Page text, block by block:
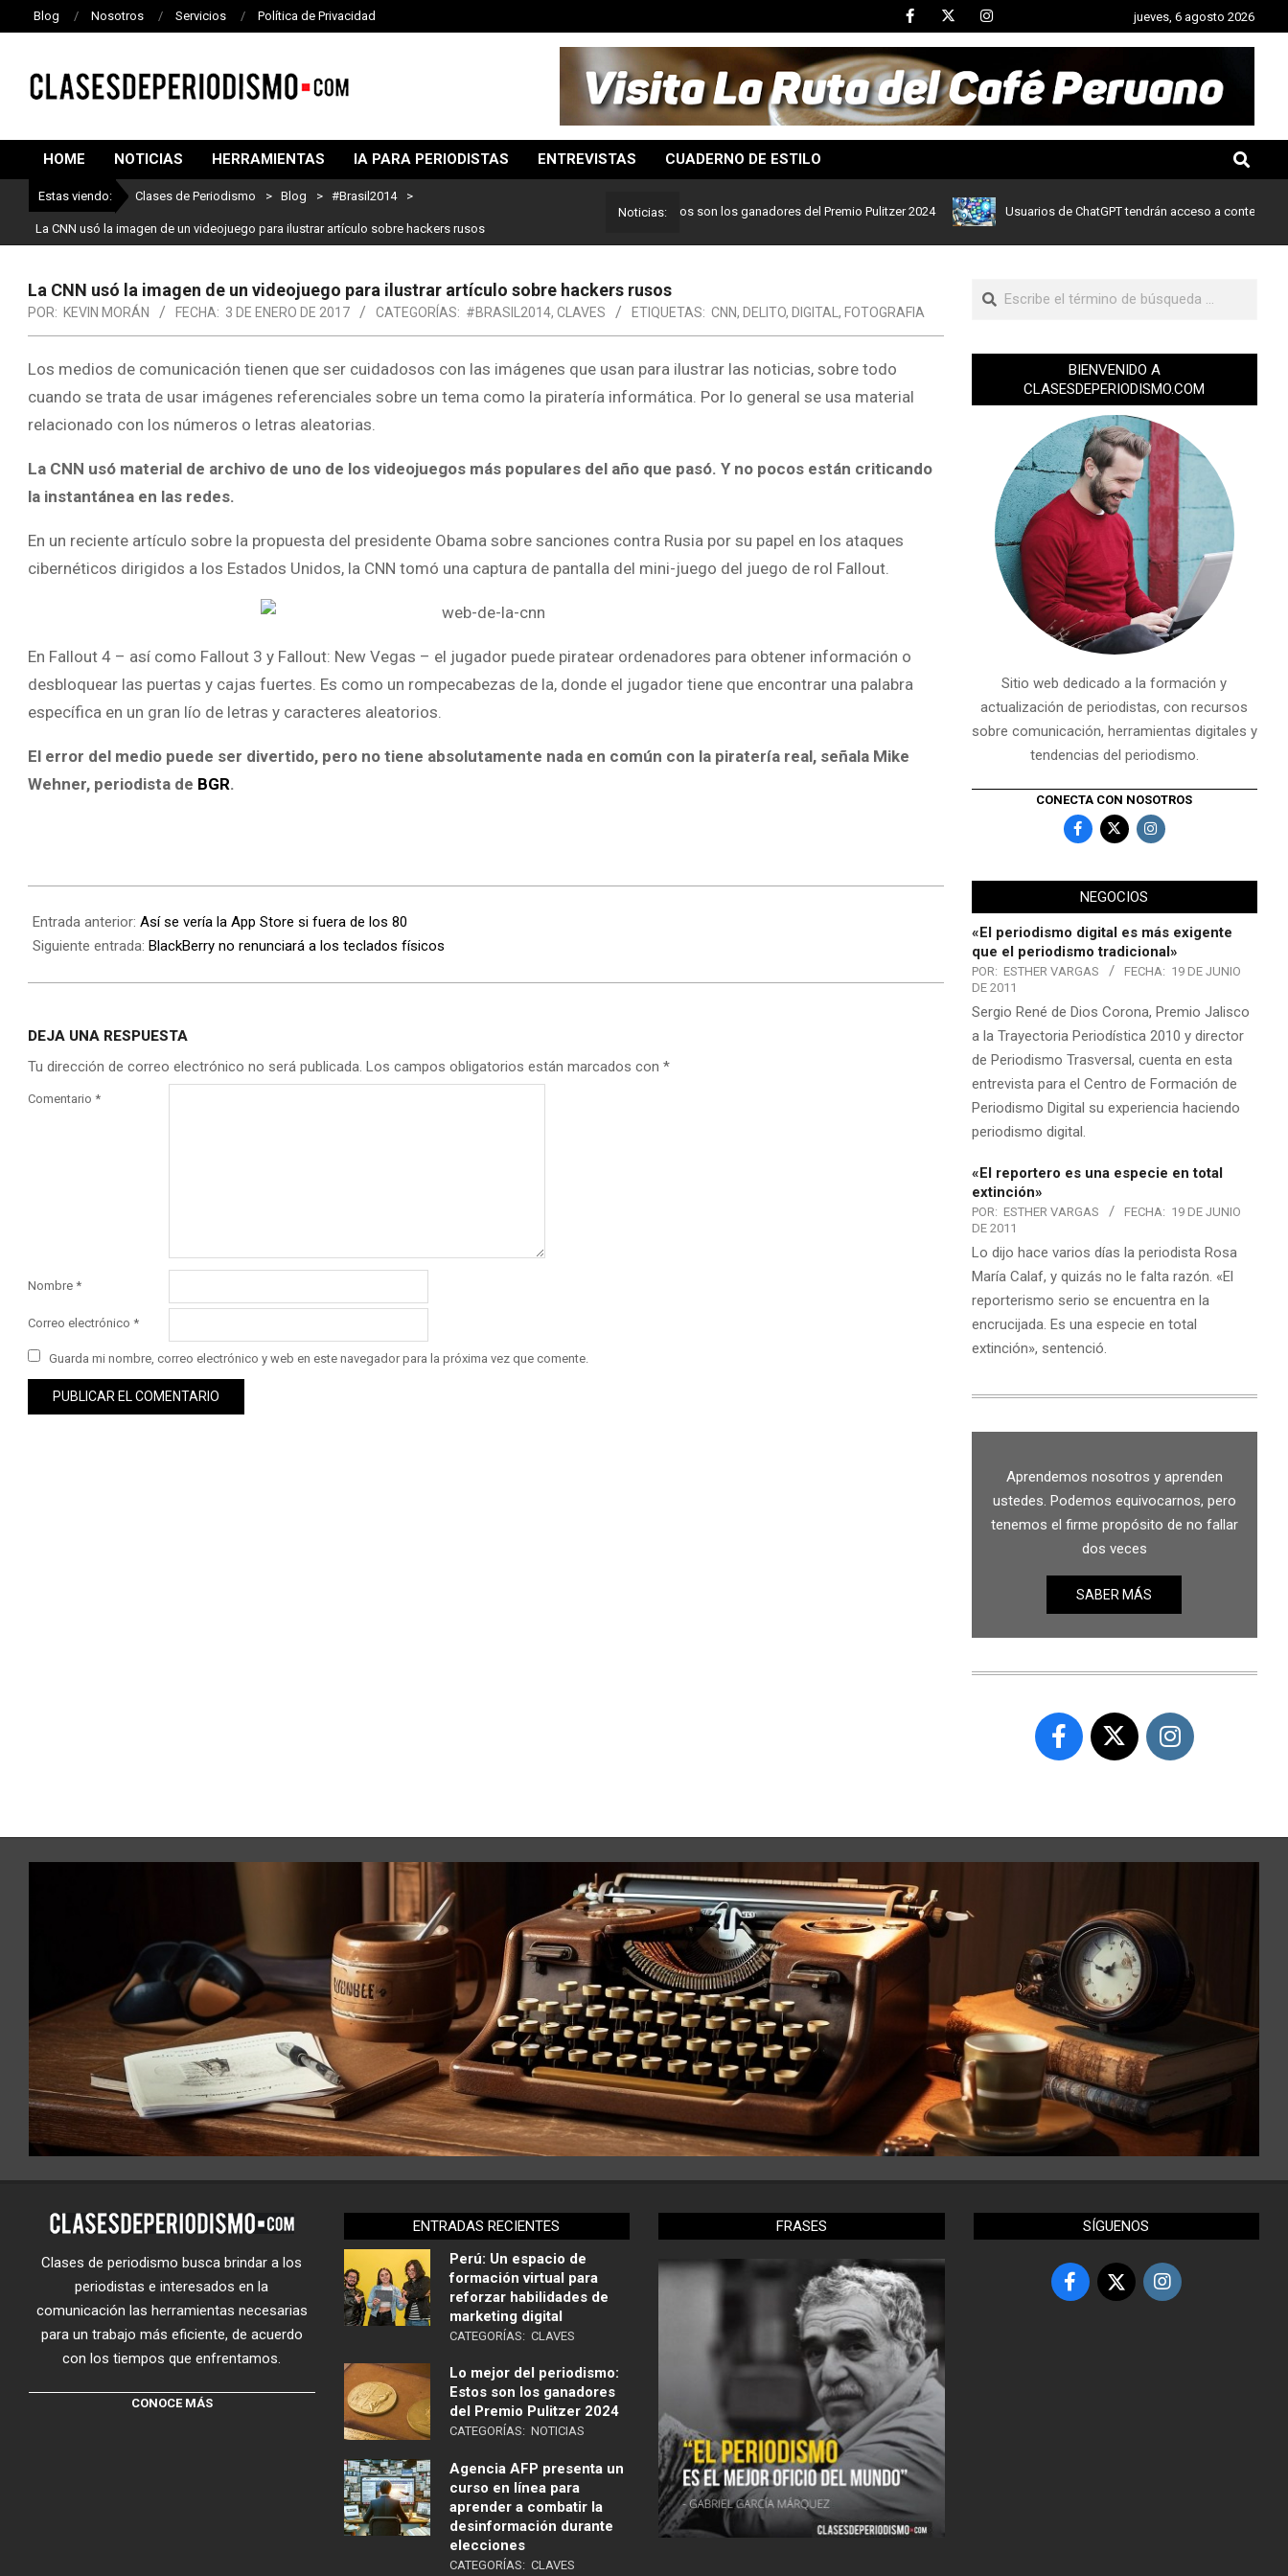
Blog Nosotros Servicios Política de Privacidad jueves, 6 agosto 2026
DE
PERIODISMO
HOME NOTICIAS HERRAMIENTAS IA PARA PERIODISTAS ENTREVISTAS CUADERNO DE ESTILO
Estas viendo: Clases de Periodismo > Blog > #Brasil2014 >
La CNN usó la imagen de un videojuego para ilustrar artículo sobre hackers rusos
Noticias:
Lo mejor del periodismo: Estos son los ganadores del Premio Pulitzer 2024 Usuarios de ChatGPT tendrán acceso a contenidos de
La CNN usó la imagen de un videojuego para ilustrar artículo sobre hackers rusos
POR: KEVIN MORÁN FECHA: 3 DE ENERO DE 2017 CATEGORÍAS: #BRASIL2014, CLAVES ETIQUETAS: CNN, DELITO, DIGITAL , FOTOGRAFIA
Los medios de comunicación tienen que ser cuidadosos con las imágenes que usan para ilustrar las noticias, sobre todo
cuando se trata de usar imágenes referenciales sobre un tema como la piratería informática. Por lo general se usa material
relacionado con los números o letras aleatorias.
La CNN usó material de archivo de uno de los videojuegos más populares del año que pasó. Y no pocos están criticando
la instantánea en las redes.
En un reciente artículo sobre la propuesta del presidente Obama sobre sanciones contra Rusia por su papel en los ataques
cibernéticos dirigidos a los Estados Unidos, la CNN tomó una captura de pantalla del mini-juego del juego de rol Fallout.
En Fallout 4 – así como Fallout 3 y Fallout: New Vegas – el jugador puede piratear ordenadores para obtener información o
desbloquear las puertas y cajas fuertes. Es como un rompecabezas de la, donde el jugador tiene que encontrar una palabra
específica en un gran lío de letras y caracteres aleatorios.
El error del medio puede ser divertido, pero no tiene absolutamente nada en común con la piratería real, señala Mike
Wehner, periodista de BGR.
Entrada anterior: Así se vería la App Store si fuera de los 80
Siguiente entrada: BlackBerry no renunciará a los teclados físicos
DEJA UNA RESPUESTA
Tu dirección de correo electrónico no será publicada. Los campos obligatorios están marcados con *
Comentario *
Nombre *
Correo electrónico *
Guarda mi nombre, correo electrónico y web en este navegador para la próxima vez que comente.
BIENVENIDO A
CLASESDEPERIODISMO.COM
Sitio web dedicado a la formación y
actualización de periodistas, con recursos
sobre comunicación, herramientas digitales y
tendencias del periodismo.
CONECTA CON NOSOTROS
NEGOCIOS
«El periodismo digital es más exigente
que el periodismo tradicional»
POR: ESTHER VARGAS FECHA: 19 DE JUNIO
DE 2011
Sergio René de Dios Corona, Premio Jalisco
a la Trayectoria Periodística 2010 y director
de Periodismo Trasversal, cuenta en esta
entrevista para el Centro de Formación de
Periodismo Digital su experiencia haciendo
periodismo digital.
«El reportero es una especie en total
extinción»
POR: ESTHER VARGAS FECHA: 19 DE JUNIO
DE 2011
Lo dijo hace varios días la periodista Rosa
María Calaf, y quizás no le falta razón. «El
reporterismo serio se encuentra en la
encrucijada. Es una especie en total
extinción», sentenció.
Aprendemos nosotros y aprenden
ustedes. Podemos equivocarnos, pero
tenemos el firme propósito de no fallar
dos veces
SABER MÁS
Clases de periodismo busca brindar a los
periodistas e interesados en la
comunicación las herramientas necesarias
para un trabajo más eficiente, de acuerdo
con los tiempos que enfrentamos.
CONOCE MÁS
ENTRADAS RECIENTES
Perú: Un espacio de
formación virtual para
reforzar habilidades de
marketing digital
CATEGORÍAS: CLAVES
Lo mejor del periodismo:
Estos son los ganadores
del Premio Pulitzer 2024
CATEGORÍAS: NOTICIAS
Agencia AFP presenta un
curso en línea para
aprender a combatir la
desinformación durante
elecciones
CATEGORÍAS: CLAVES
FRASES SÍGUENOS